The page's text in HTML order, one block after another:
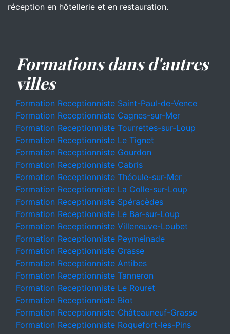
réception en hôtellerie et en restauration.
Formations dans d'autres
villes
Formation Receptionniste Saint-Paul-de-Vence
Formation Receptionniste Cagnes-sur-Mer
Formation Receptionniste Tourrettes-sur-Loup
Formation Receptionniste Le Tignet
Formation Receptionniste Gourdon
Formation Receptionniste Cabris
Formation Receptionniste Théoule-sur-Mer
Formation Receptionniste La Colle-sur-Loup
Formation Receptionniste Spéracèdes
Formation Receptionniste Le Bar-sur-Loup
Formation Receptionniste Villeneuve-Loubet
Formation Receptionniste Peymeinade
Formation Receptionniste Grasse
Formation Receptionniste Antibes
Formation Receptionniste Tanneron
Formation Receptionniste Le Rouret
Formation Receptionniste Biot
Formation Receptionniste Châteauneuf-Grasse
Formation Receptionniste Roquefort-les-Pins